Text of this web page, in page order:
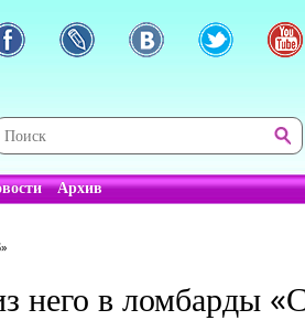
Архив
него в ломбарды